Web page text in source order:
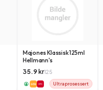
Majones Klassisk 125ml
Hellmann's
35.9 kr125
Ultraprosessert